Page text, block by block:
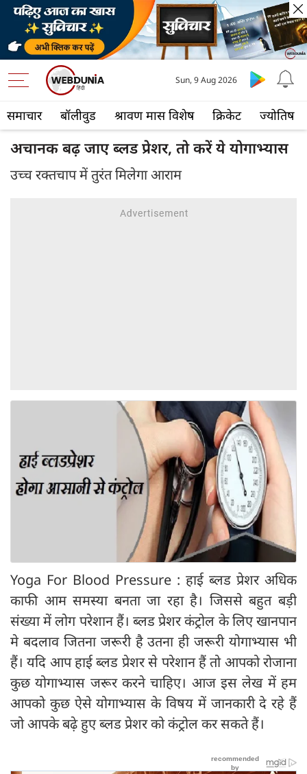
समाचार बॉलीवुड श्रावण मास विशेष क्रिकेट ज्योतिष
Sun, 9 Aug 2026
अचानक बढ़ जाए ब्लड प्रेशर, तो करें ये योगाभ्यास
उच्च रक्तचाप में तुरंत मिलेगा आराम
Yoga For Blood Pressure : हाई ब्लड प्रेशर अधिक
काफी आम समस्या बनता जा रहा है। जिससे बहुत बड़ी
संख्या में लोग परेशान हैं। ब्लड प्रेशर कंट्रोल के लिए खानपान
मे बदलाव जितना जरूरी है उतना ही जरूरी योगाभ्यास भी
हैं। यदि आप हाई ब्लड प्रेशर से परेशान हैं तो आपको रोजाना
कुछ योगाभ्यास जरूर करने चाहिए। आज इस लेख में हम
आपको कुछ ऐसे योगाभ्यास के विषय में जानकारी दे रहे हैं
जो आपके बढ़े हुए ब्लड प्रेशर को कंट्रोल कर सकते हैं।